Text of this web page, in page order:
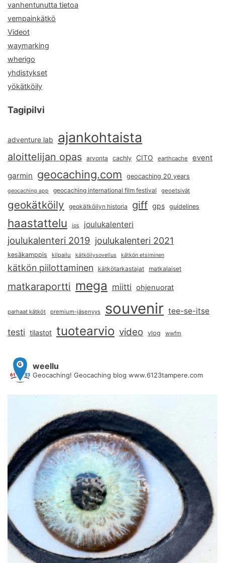
vanhentunutta tietoa
vempainkätkö
Videot
waymarking
wherigo
yhdistykset
yökätköily
Tagipilvi
adventure lab ajankohtaista
aloittelijan opas arvonta cachly CITO earthcache event
garmin geocaching.com geocaching 20 years
geocaching app geocaching international film festival geoetsivät
geokätköily geokätköilyn historia giff gps guidelines
haastattelu ios joulukalenteri
joulukalenteri 2019 joulukalenteri 2021
kesäkamppis kilpailu kätköilysovellus kätkön etsiminen
kätkön piilottaminen kätkötarkastajat matkalaiset
matkaraportti mega miitti ohjenuorat
parhaat kätköt premium-jäsenyys souvenir tee-se-itse
testi tilastot tuotearvio video vlog wwfm
weellu
Geocaching! Geocaching blog www.6123tampere.com